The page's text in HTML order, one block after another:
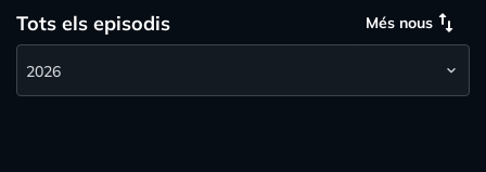
Tots els episodis Més nous swap_vert